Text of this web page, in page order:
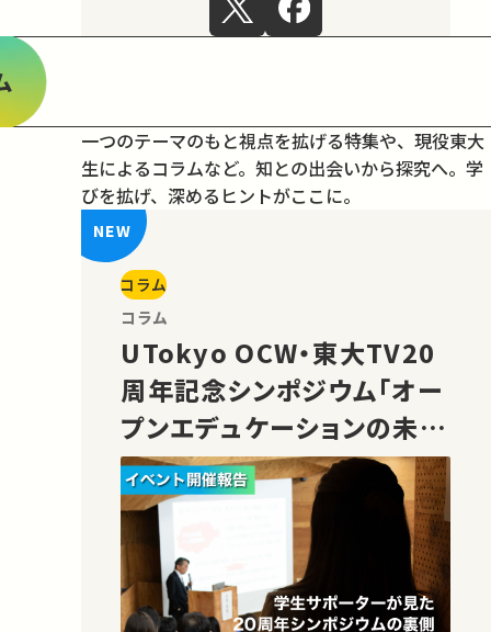
一つのテーマのもと視点を拡げる特集や、現役東大
生によるコラムなど。 知との出会いから探究へ。学
びを拡げ、深めるヒントがここに。
コラム
コラム
UTokyo OCW・東大TV20
周年記念シンポジウム「オー
プンエデュケーションの未
来」の様子をご紹介！